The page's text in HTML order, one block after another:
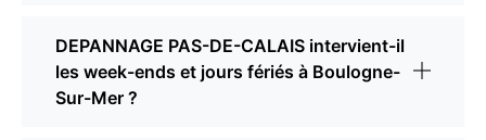
DEPANNAGE PAS-DE-CALAIS intervient-il
les week-ends et jours fériés à Boulogne-
Sur-Mer ?